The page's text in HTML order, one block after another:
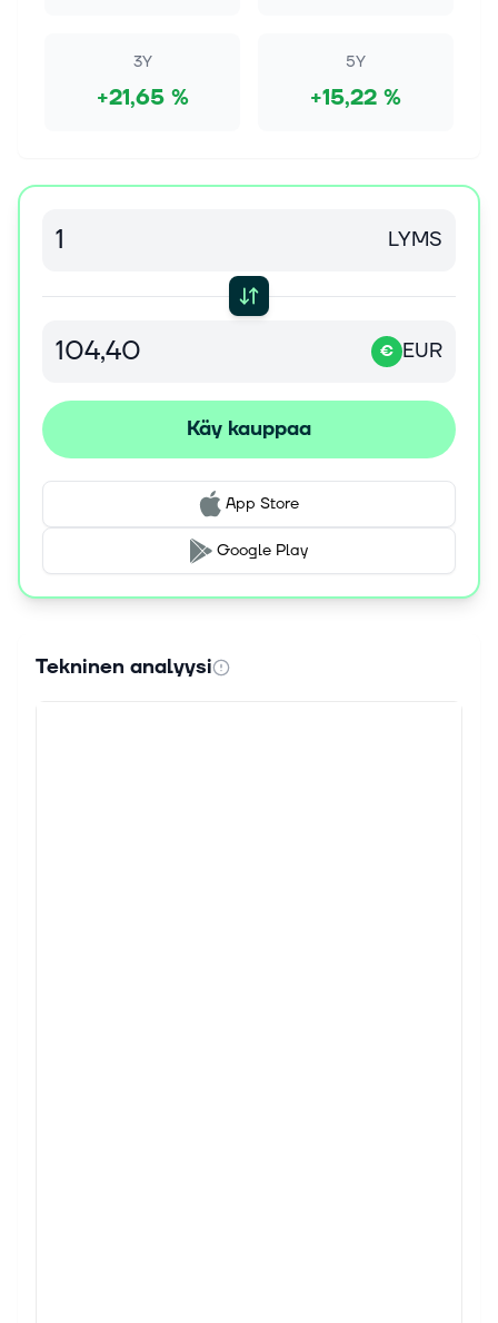
3Y
+21,65 %
5Y
+15,22 %
LYMS
€ EUR
Käy kauppaa
App Store
Google Play
Tekninen analyysi